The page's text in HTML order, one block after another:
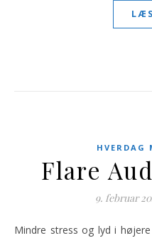
HVERDAG
Flare
9. februar
Mindre stress og lyd i højere kvalitet Flare Audio Jeg har altid